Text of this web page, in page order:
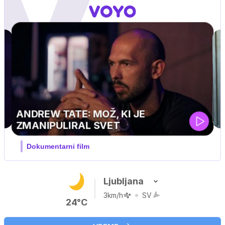
24°C
Ljubljana
3km/h SV